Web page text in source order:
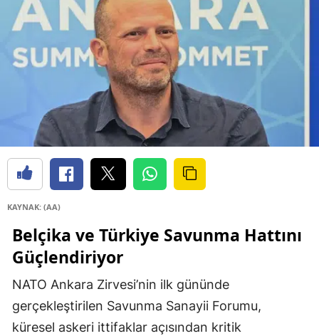
KAYNAK: (AA)
Belçika ve Türkiye Savunma Hattını
Güçlendiriyor
NATO Ankara Zirvesi’nin ilk gününde
gerçekleştirilen Savunma Sanayii Forumu,
küresel askeri ittifaklar açısından kritik